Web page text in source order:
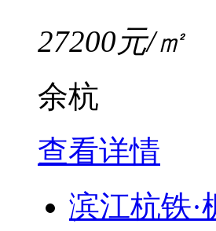
27200元/㎡
余杭
查看详情
滨江杭铁·